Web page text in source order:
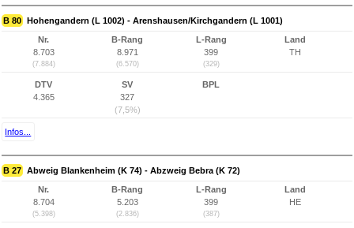
B 80 Hohengandern (L 1002) - Arenshausen/Kirchgandern (L 1001)
Nr.
8.703
(7.884)
B-Rang
8.971
(6.570)
L-Rang
399
(329)
Land
TH
DTV
4.365
SV
327
(7,5%)
BPL
Infos...
B 27 Abweig Blankenheim (K 74) - Abzweig Bebra (K 72)
Nr.
8.704
(5.398)
B-Rang
5.203
(2.836)
L-Rang
399
(387)
Land
HE